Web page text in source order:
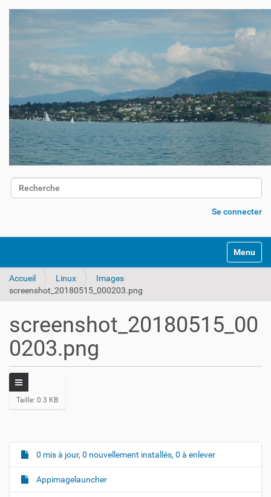
Chercher par
Se connecter
Activer/
Accueil Linux
Images
screenshot_20180515_000203.png
screenshot_20180515_00
0203.png
C
l
u
u
Taille: 0.3 KB
N
a
v
0 mis à jour, 0 nouvellement installés, 0 à enlever
Appimagelauncher